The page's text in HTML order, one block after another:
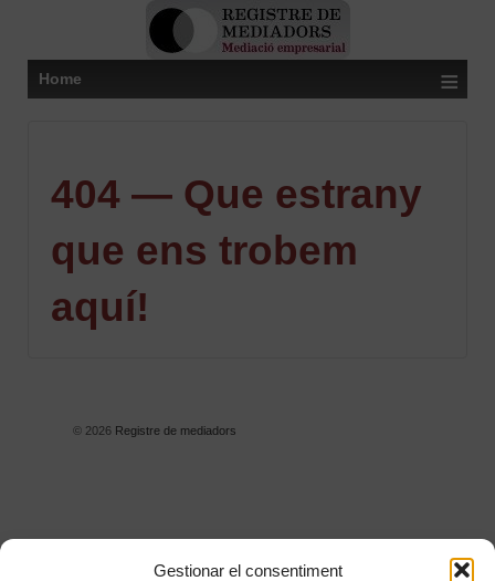
Gestionar el consentiment
Home ≡
404 — Que estrany
que ens trobem
aquí!
© 2026Registre de mediadors